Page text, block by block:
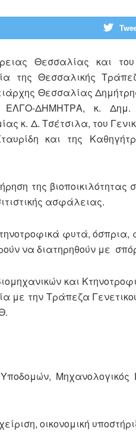
Θεσσαλίας και του
της Θεσσαλικής
Θεσσαλίας
ΕΛΓΟ-ΔΗΜΗΤΡΑ, κ.
κ. Δ. Τσέτσιλα, του
και της
της βιοποικιλότητας
ασφάλειας.
φυτά,
να διατηρηθούν με
και
με την Τράπεζα
οικονομική